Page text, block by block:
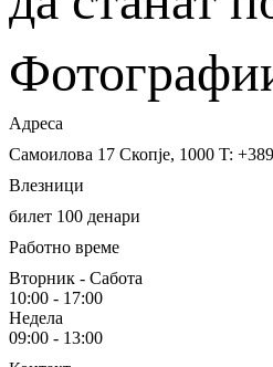
Адреса
Самоилова 17 Скопје, 1000 T:
Влезници
билет 100 денари
Работно време
Вторник - Сабота
10:00 - 17:00
Недела
09:00 - 13:00